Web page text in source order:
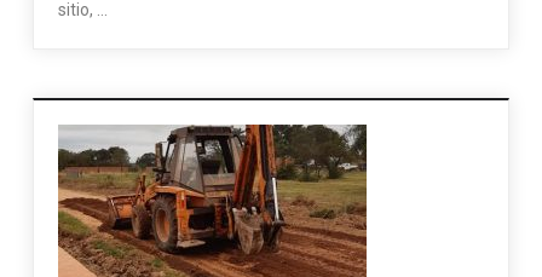
sitio, …